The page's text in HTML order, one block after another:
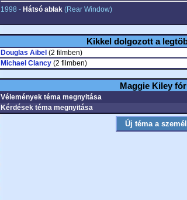
1998 - Hátsó ablak(Rear Window)
Kikkel dolgozott a
Douglas Aibel (2 filmben)
Michael Clancy(2 filmben)
Maggie Kiley
Vélemények téma megnyitása
Kérdések téma megnyitása